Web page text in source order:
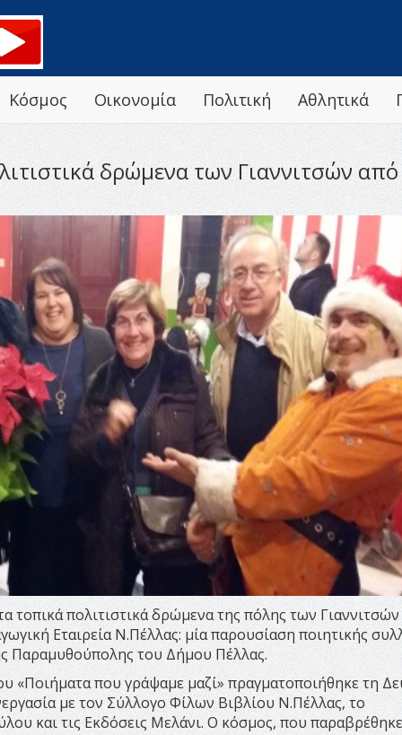
Κόσμος Οικονομία Πολιτική Αθλητικά
δρώμενα των Γιαννιτσών
τοπικά πολιτιστικά δρώμενα της πόλης των Γιαννιτσών
Εταιρεία Ν.Πέλλας: μία παρουσίαση ποιητικής
Παραμυθούπολης του Δήμου Πέλλας.
«Ποιήματα που γράψαμε μαζί» πραγματοποιήθηκε τη
με τον Σύλλογο Φίλων Βιβλίου Ν.Πέλλας, το
και τις Εκδόσεις Μελάνι. Ο κόσμος, που